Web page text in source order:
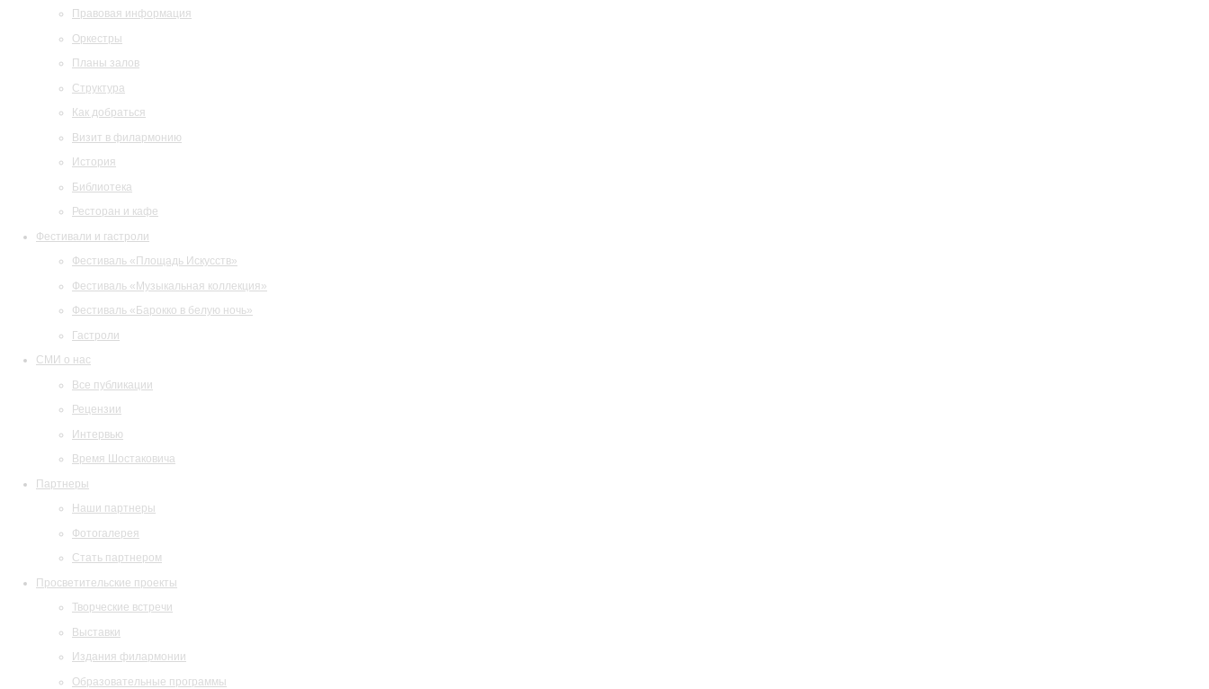
Правовая информация
Оркестры
Планы залов
Структура
Как добраться
Визит в филармонию
История
Библиотека
Ресторан и кафе
Фестивали и гастроли
Фестиваль «Площадь Искусств»
Фестиваль «Музыкальная коллекция»
Фестиваль «Барокко в белую ночь»
Гастроли
СМИ о нас
Все публикации
Рецензии
Интервью
Время Шостаковича
Партнеры
Наши партнеры
Фотогалерея
Стать партнером
Просветительские проекты
Творческие встречи
Выставки
Издания филармонии
Образовательные программы